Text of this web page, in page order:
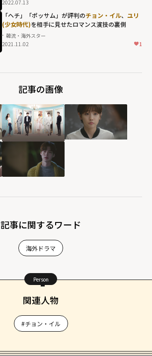
2022.07.13
「ヘチ」「ポッサム」が評判のチョン・イル、 ユリ
(少女時代)を相手に見せたロマンス演技の裏側
韓流・海外スター
2021.11.02
1
記事の画像
記事に関するワード
海外ドラマ
Person
関連人物
#チョン・イル